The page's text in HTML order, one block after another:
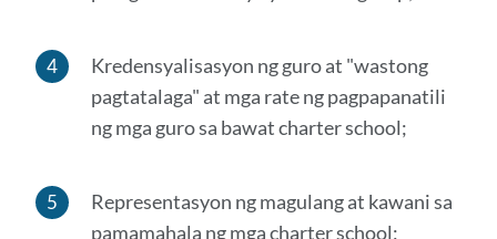
Kredensyalisasyon ng guro at "wastong
pagtatalaga" at mga rate ng pagpapanatili
ng mga guro sa bawat charter school;
Representasyon ng magulang at kawani sa
pamamahala ng mga charter school;